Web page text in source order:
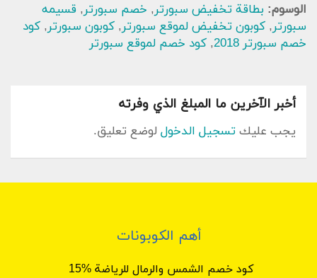
الوسوم: بطاقة تخفيض سبورتر, خصم سبورتر, قسيمه
سبورتر, كوبون تخفيض لموقع سبورتر, كوبون سبورتر, كود
خصم سبورتر 2018
, كود خصم لموقع سبورتر
أخبر الآخرين ما المبلغ الذي وفرته
يجب عليك تسجيل الدخول لوضع تعليق.
أهم الكوبونات
كود خصم الشمس والرمال للرياضة %15